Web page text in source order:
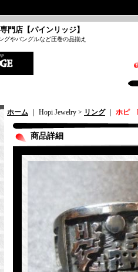
門店【パインリッジ】
グやバングルなど圧巻の品揃え
ホーム ｜ Hopi Jewelry > リング｜ ホピ
商品詳細